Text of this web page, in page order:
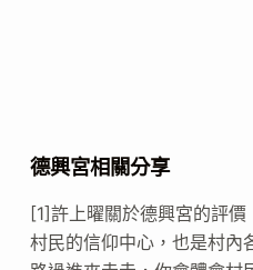
德興宮相關分享
[1]許上曜關於德興宮的評價
村民的信仰中心，也是村內